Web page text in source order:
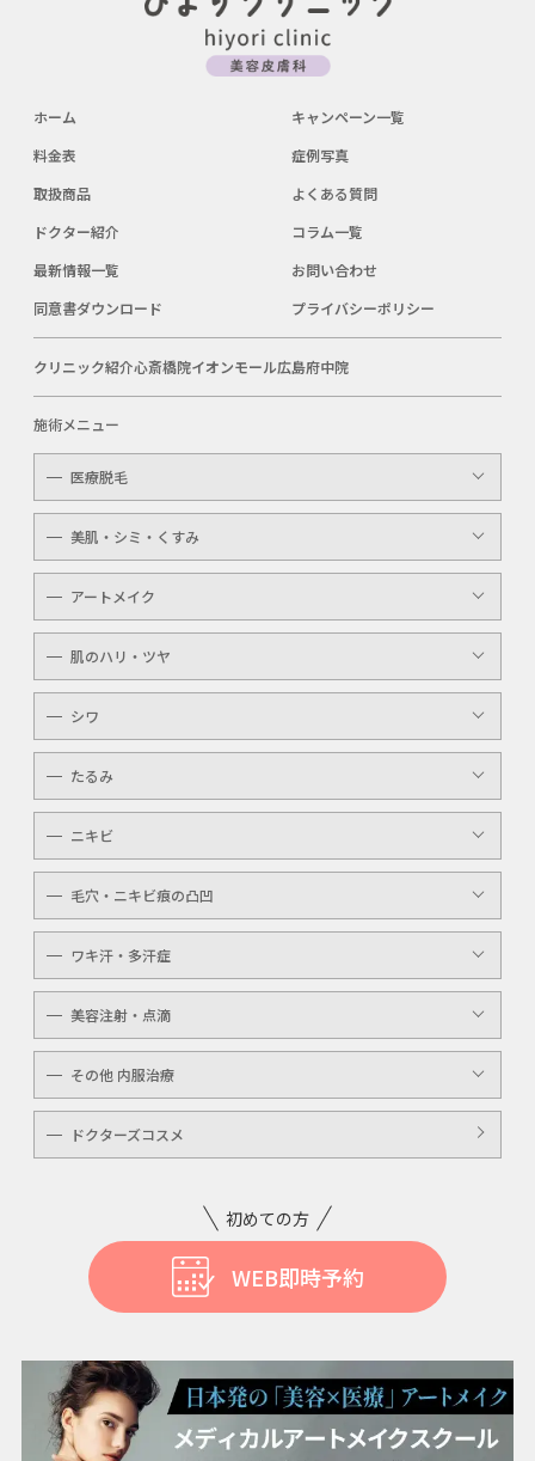
初めての方
WEB即時予約
ホーム
キャンペーン一覧
料金表
症例写真
取扱商品
よくある質問
ドクター紹介
コラム一覧
最新情報一覧
お問い合わせ
同意書ダウンロード
プライバシーポリシー
クリニック紹介心斎橋院イオンモール広島府中院
施術メニュー
医療脱毛
レディース
メンズ
キッズ
介護
美肌・シミ・くすみ
レーザートーニング
顔・体のシミ取り
ピコレーザー
アートメイク
眉（アイブロウ）
唇（リップ）
メンズ
アイライン
肌のハリ・ツヤ
YAGシャワー
マッサージピール
ケミカルピーリング
シワ
ボトックスボツラックス
ボトックスビスタ
たるみ
YAGシャワー
ニキビ
レーザートーニング
ケミカルピーリング
毛穴・ニキビ痕の凸凹
YAGシャワー
毛穴洗浄
ワキ汗・多汗症
ボトックスボツラックス
ボトックスビスタ
美容注射・点滴
高濃度ビタミンC点滴
白玉注射・点滴
ニキビ・美肌注射・点滴
その他 内服治療
美白内服治療
ドクターズコスメ